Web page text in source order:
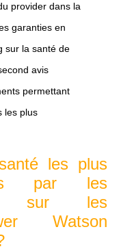
provider dans la
garanties en
sur la santé de
avis
permettant
les plus
les plus
par les
sur les
Watson